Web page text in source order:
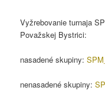
Vyžrebovanie turnaja
Považskej Bystrici:
nasadené skupiny:
nenasadené skupiny: